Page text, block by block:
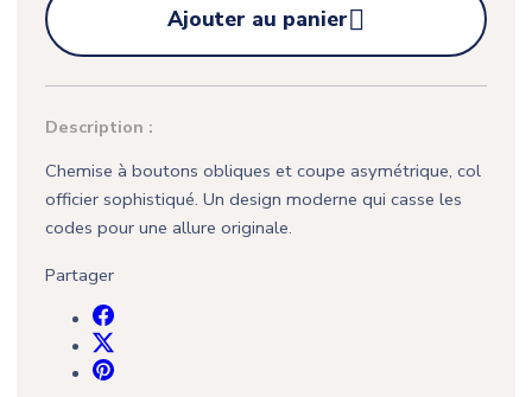

Ajouter au panier
Description :
Chemise à boutons obliques et coupe asymétrique, col
officier sophistiqué. Un design moderne qui casse les
codes pour une allure originale.
Partager